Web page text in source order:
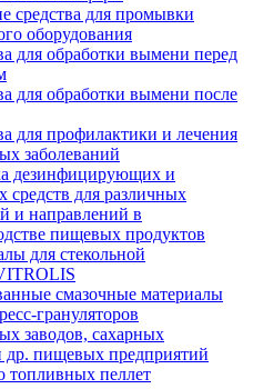
для промывки
оборудования
для обработки вымени перед
для обработки вымени после
для профилактики и лечения
заболеваний
дезинфицирующих и
для различных
и направлений в
пищевых продуктов
для стекольной
смазочные материалы
грануляторов
заводов, сахарных
др. пищевых предприятий
топливных пеллет